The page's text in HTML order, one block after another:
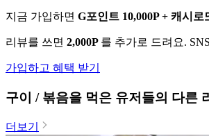
지금 가입하면 G포인트 10,000P + 캐시로
리뷰를 쓰면 2,000P 를 추가로 드려요.
가입하고 혜택 받기
구이 / 볶음을 먹은 유저들의 다른
더보기